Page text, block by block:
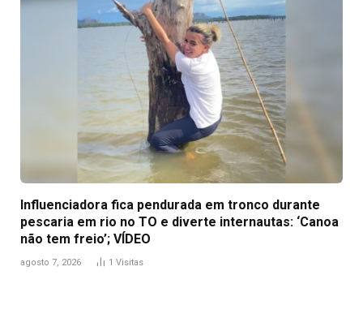
Influenciadora fica pendurada em tronco durante
pescaria em rio no TO e diverte internautas: ‘Canoa
não tem freio’; VÍDEO
agosto 7, 2026 1 Visitas